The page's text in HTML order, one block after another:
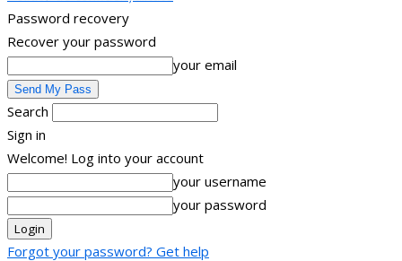
Password recovery
Recover your password
your email
Search
Sign in
Welcome! Log into your account
your username
your password
Forgot your password? Get help